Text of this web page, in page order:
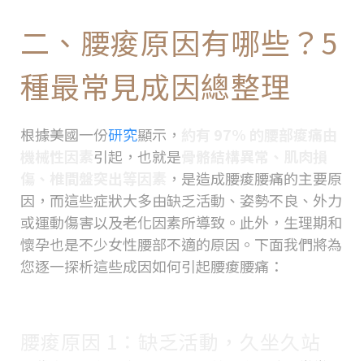
二、腰痠原因有哪些？5
種最常見成因總整理
根據美國一份研究顯示，
引起，也就是
，是造成腰痠腰痛的主要原
因，而這些症狀大多由缺乏活動、姿勢不良、外力
或運動傷害以及老化因素所導致。此外，生理期和
懷孕也是不少女性腰部不適的原因。下面我們將為
您逐一探析這些成因如何引起腰痠腰痛：